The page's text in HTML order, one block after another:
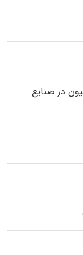
در صنایع